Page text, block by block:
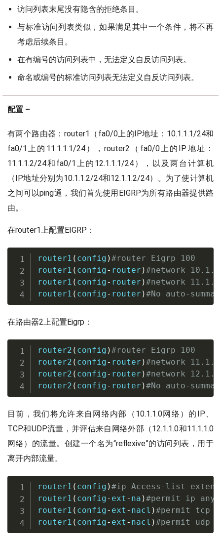
访问列表末尾没有隐含的拒绝条目。
与标准访问列表类似，如果满足其中一个条件，将不再
考虑后续条目。
在有编号的访问列表中，无法定义自反访问列表。
命名或编号的标准访问列表无法定义自反访问列表。
配置 –
有两个路由器：router1（fa0/0上的IP地址：10.1.1.1/24和
fa0/1上的11.1.1.1/24），router2（fa0/0上的IP地址：
11.1.1.2/24和fa0/1上的12.1.1.1/24），以及两台计算机
（IP地址分别为10.1.1.2/24和12.1.1.2/24）。为了使计算机
之间可以ping通，我们首先使用EIGRP为所有路由器提供路
由。
在router1上配置EIGRP：
router1 ( config )#router Eigrp 100
router1 ( config- router )#network
router1 ( config- router )#network
router1 ( config- router )#No auto-
在路由器2上配置Eigrp：
router2 ( config )#router Eigrp 100
router2 ( config- router )#network
router2 ( config- router )#network
router2 ( config- router )#No auto-
目前，我们将允许来自网络内部（10.1.1.0网络）的IP、
TCP和UDP流量，并评估来自网络外部（12.1.1.0和11.1.1.0
网络）的流量。创建一个名为“reflexive”的访问列表，用于
离开内部流量。
router1 ( config )#ip Access-list
router1 ( config- ext - na )#permit ip any
router1 ( config- ext - nacl )#permit tcp
router1 ( config- ext - nacl )#permit udp